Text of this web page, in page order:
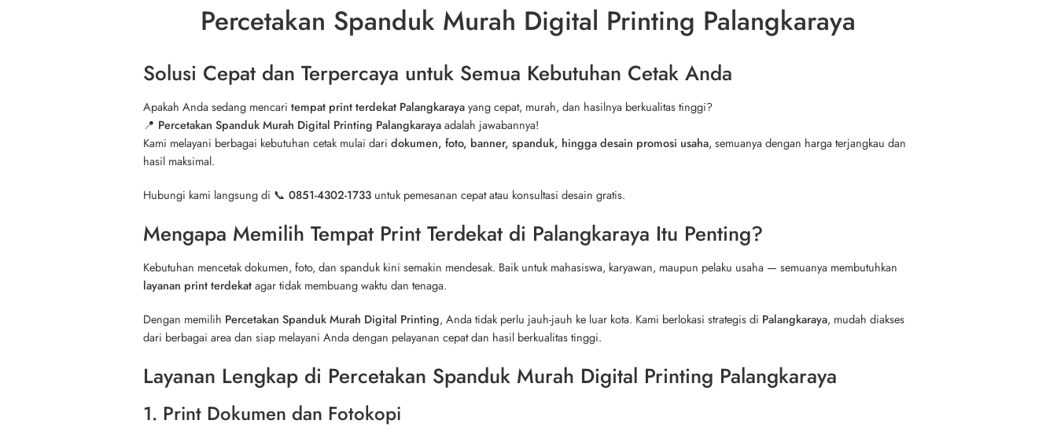
Percetakan Spanduk Murah Digital Printing Palangkaraya
Solusi Cepat dan Terpercaya untuk Semua Kebutuhan Cetak Anda
Apakah Anda sedang mencari tempat print terdekat Palangkarayayang cepat, murah, dan hasilnya berkualitas tinggi?
📍 Percetakan Spanduk Murah Digital Printing Palangkarayaadalah jawabannya!
Kami melayani berbagai kebutuhan cetak mulai dari dokumen, foto, banner, spanduk, hingga desain promosi usaha, semuanya dengan harga terjangkau dan
hasil maksimal.
Hubungi kami langsung di 📞 0851-4302-1733 untuk pemesanan cepat atau konsultasi desain gratis.
Mengapa Memilih Tempat Print Terdekat di Palangkaraya Itu Penting?
Kebutuhan mencetak dokumen, foto, dan spanduk kini semakin mendesak. Baik untuk mahasiswa, karyawan, maupun pelaku usaha — semuanya membutuhkan
layanan print terdekatagar tidak membuang waktu dan tenaga.
Dengan memilih Percetakan Spanduk Murah Digital Printing, Anda tidak perlu jauh-jauh ke luar kota. Kami berlokasi strategis di Palangkaraya, mudah diakses
dari berbagai area dan siap melayani Anda dengan pelayanan cepat dan hasil berkualitas tinggi.
Layanan Lengkap di Percetakan Spanduk Murah Digital Printing Palangkaraya
1. Print Dokumen dan Fotokopi